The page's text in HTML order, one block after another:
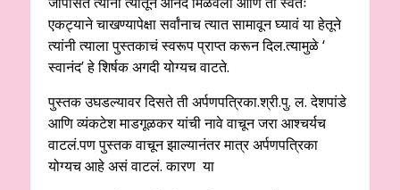
एकट्याने चाखण्यापेक्षा सर्वांनाच त्यात सामावून घ्यावं या हेतूने
त्यांनी त्याला पुस्तकाचं स्वरूप प्राप्त करून दिल.त्यामुळे ‘
स्वानंद’ हे शिर्षक अगदी योग्यच वाटते.
पुस्तक उघडल्यावर दिसते ती अर्पणपत्रिका.श्री.पु. ल. देशपांडे
आणि व्यंकटेश माडगूळकर यांची नावे वाचून जरा आश्चर्यच
वाटलं.पण पुस्तक वाचून झाल्यानंतर मात्र अर्पणपत्रिका
योग्यच आहे असं वाटलं. कारण या